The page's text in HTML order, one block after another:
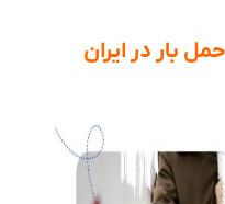
بار در ایران